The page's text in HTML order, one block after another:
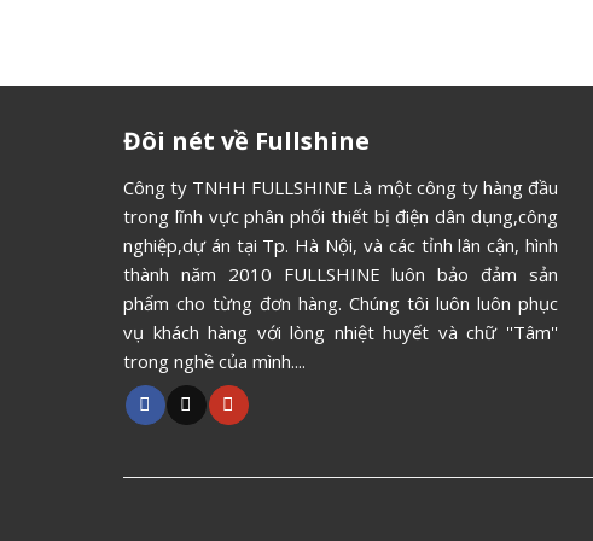
Đôi nét về Fullshine
Công ty TNHH FULLSHINE Là một công ty hàng đầu
trong lĩnh vực phân phối thiết bị điện dân dụng,công
nghiệp,dự án tại Tp. Hà Nội, và các tỉnh lân cận, hình
thành năm 2010 FULLSHINE luôn bảo đảm sản
phẩm cho từng đơn hàng. Chúng tôi luôn luôn phục
vụ khách hàng với lòng nhiệt huyết và chữ ''Tâm''
trong nghề của mình....